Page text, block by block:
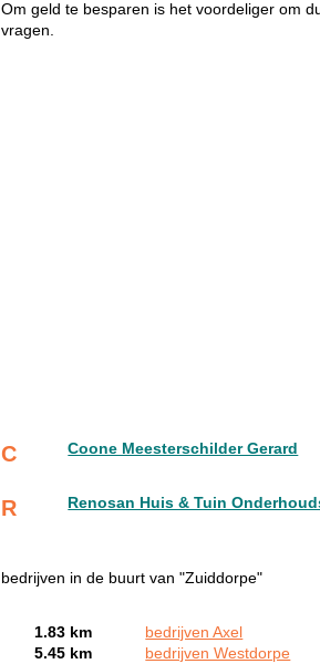
Om geld te besparen is het voordeliger om
vragen.
C Coone Meesterschilder Gerard
R Renosan Huis & Tuin
bedrijven in de buurt van "Zuiddorpe"
1.83 km
bedrijven Axel
5.45 km
bedrijven Westdorpe